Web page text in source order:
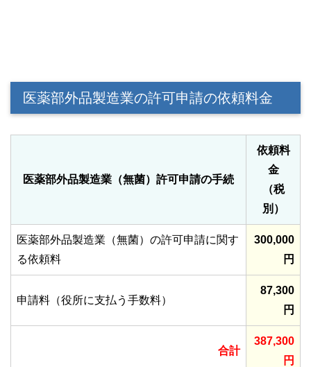
医薬部外品製造業の許可申請の依頼料金
医薬部外品製造業（無菌）許可申請の手続
依頼料
金
（税
別）
医薬部外品製造業（無菌）の許可申請に関す
る依頼料
300,000
円
申請料（役所に支払う手数料）
87,300
円
合計
387,300
円